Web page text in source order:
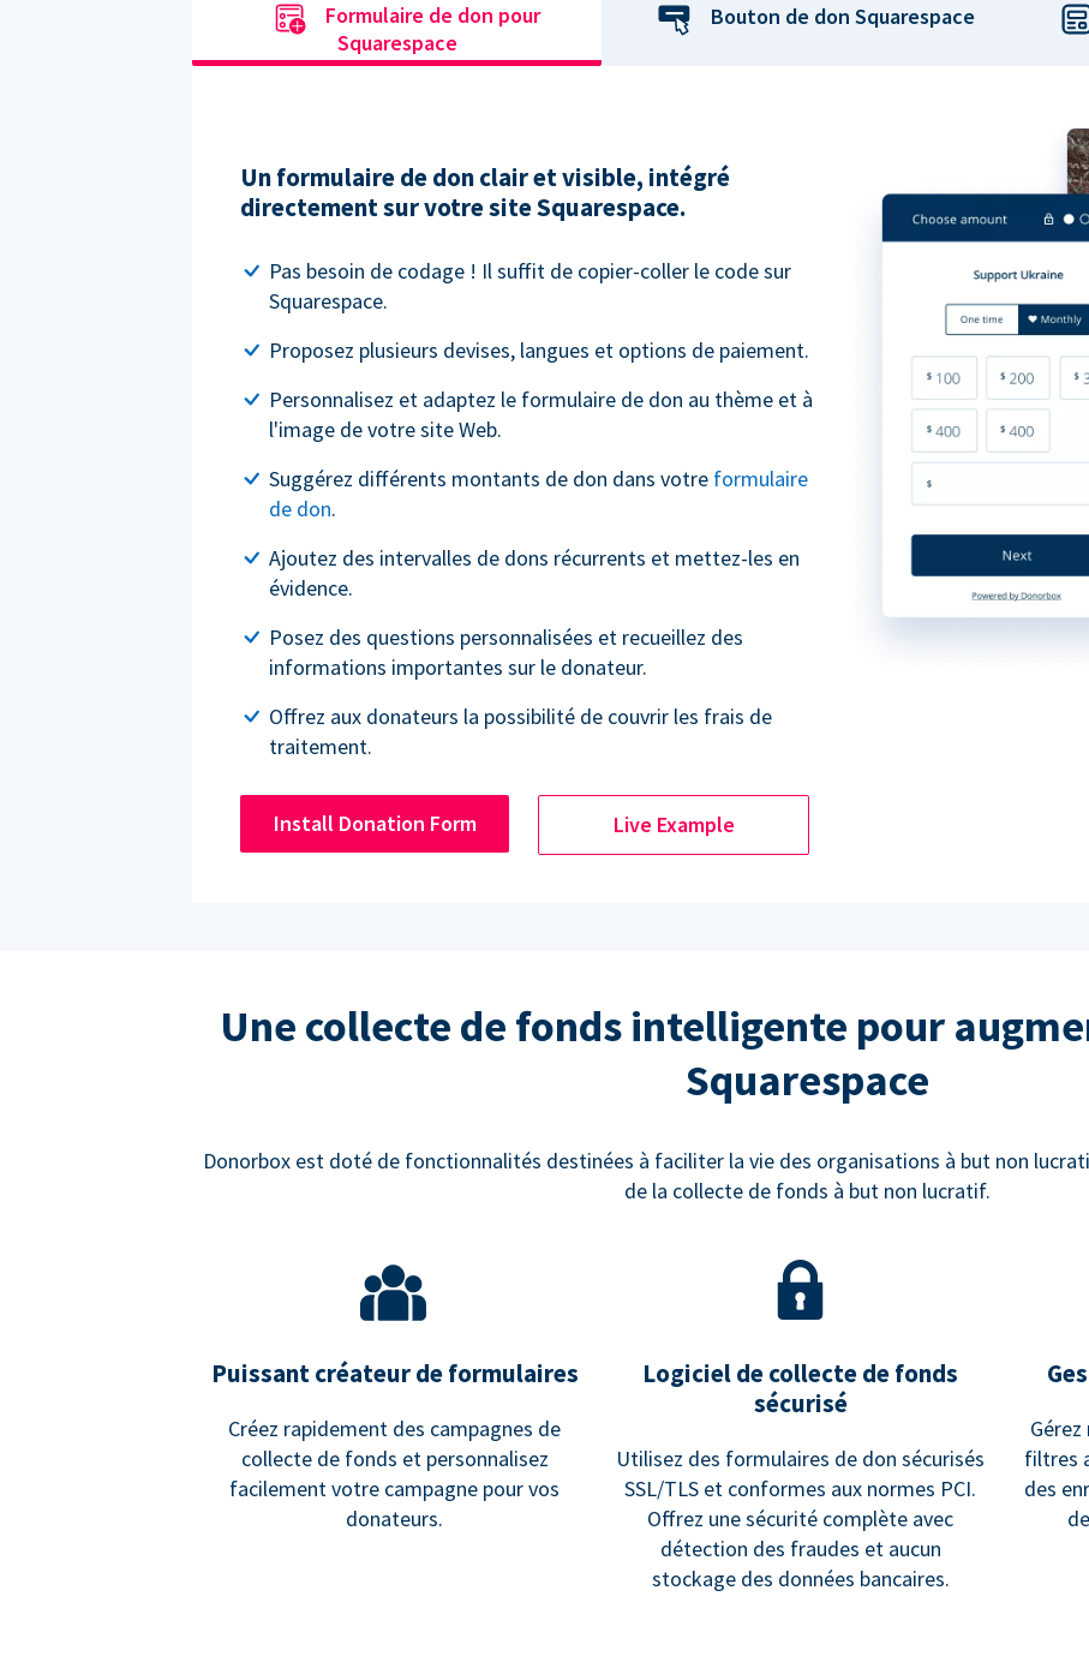
Formulaire de don pour
Squarespace
Bouton de don Squarespace
Un formulaire de don clair et visible, intégré
directement sur votre site Squarespace.
Pas besoin de codage ! Il suffit de copier-coller le code sur
Squarespace.
Proposez plusieurs devises, langues et options de paiement.
Personnalisez et adaptez le formulaire de don au thème et à
l'image de votre site Web.
Suggérez différents montants de don dans votre formulaire
de don.
Ajoutez des intervalles de dons récurrents et mettez-les en
évidence.
Posez des questions personnalisées et recueillez des
informations importantes sur le donateur.
Offrez aux donateurs la possibilité de couvrir les frais de
traitement.
Install Donation Form Live Example
Une collecte de fonds intelligente pour
Squarespace
Donorbox est doté de fonctionnalités destinées à faciliter la vie des organisations à but non
de la collecte de fonds à but non lucratif.
Puissant créateur de formulaires
Créez rapidement des campagnes de
collecte de fonds et personnalisez
facilement votre campagne pour vos
donateurs.
Logiciel de collecte de fonds
sécurisé
Utilisez des formulaires de don sécurisés
SSL/TLS et conformes aux normes PCI.
Offrez une sécurité complète avec
détection des fraudes et aucun
stockage des données bancaires.
filtres
des